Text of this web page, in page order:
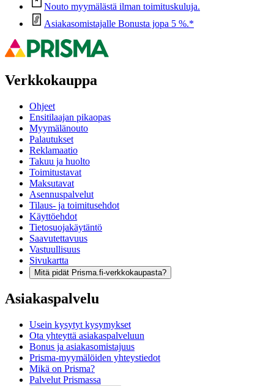
Nouto myymälästä ilman toimituskuluja.
Asiakasomistajalle Bonusta jopa 5 %.*
Verkkokauppa
Ohjeet
Ensitilaajan pikaopas
Myymälänouto
Palautukset
Reklamaatio
Takuu ja huolto
Toimitustavat
Maksutavat
Asennuspalvelut
Tilaus- ja toimitusehdot
Käyttöehdot
Tietosuojakäytäntö
Saavutettavuus
Vastuullisuus
Sivukartta
Mitä pidät Prisma.fi-verkkokaupasta?
Asiakaspalvelu
Usein kysytyt kysymykset
Ota yhteyttä asiakaspalveluun
Bonus ja asiakasomistajuus
Prisma-myymälöiden yhteystiedot
Mikä on Prisma?
Palvelut Prismassa